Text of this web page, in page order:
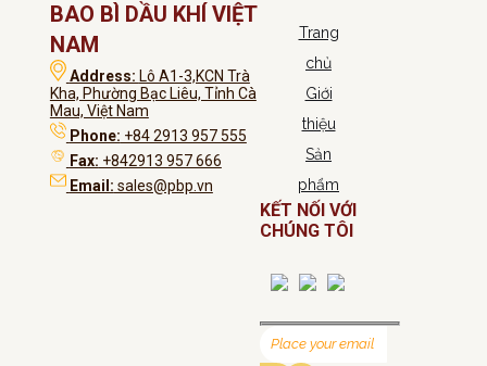
BAO BÌ DẦU KHÍ VIỆT
NAM
Address: Lô A1-3,KCN Trà
Kha, Phường Bạc Liêu, Tỉnh Cà
Mau, Việt Nam
Phone: +84 2913 957 555
Fax: +842913 957 666
Email: sales@pbp.vn
Trang
chủ
Giới
thiệu
Sản
phẩm
KẾT NỐI VỚI
CHÚNG TÔI